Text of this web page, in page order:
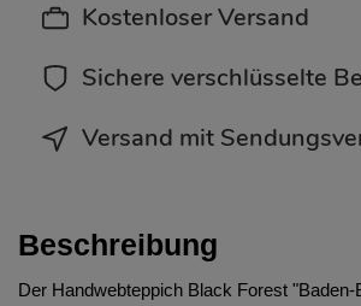
Kostenloser Versand
Sichere verschlüsselte
Versand mit
Beschreibung
Der Handwebteppich Black Forest "Baden-